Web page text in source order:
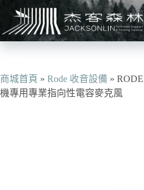
主
容
商城首頁 » Rode 收音設備 »
機專用專業指向性電容麥克風